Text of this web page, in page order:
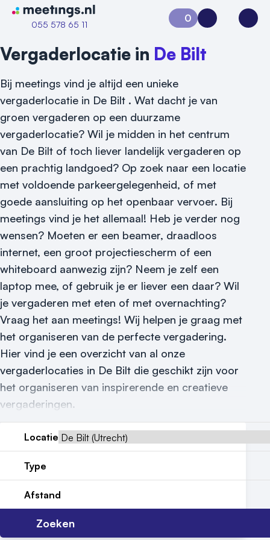
Naar home van Meetings
055 578 65 11
Vraag locatie aan
Locatiegids
Meld locatie aan
Nieuws
Reviews (5⭐️)
0
Aanvraag 0Inloggen
Vergaderlocatie in De Bilt
Bij meetings vind je altijd een unieke
vergaderlocatie in De Bilt . Wat dacht je van
groen vergaderen op een duurzame
vergaderlocatie? Wil je midden in het centrum
van De Bilt of toch liever landelijk vergaderen op
een prachtig landgoed? Op zoek naar een locatie
met voldoende parkeergelegenheid, of met
goede aansluiting op het openbaar vervoer. Bij
meetings vind je het allemaal! Heb je verder nog
wensen? Moeten er een beamer, draadloos
internet, een groot projectiescherm of een
whiteboard aanwezig zijn? Neem je zelf een
laptop mee, of gebruik je er liever een daar? Wil
je vergaderen met eten of met overnachting?
Vraag het aan meetings! Wij helpen je graag met
het organiseren van de perfecte vergadering.
Hier vind je een overzicht van al onze
vergaderlocaties in De Bilt die geschikt zijn voor
het organiseren van inspirerende en creatieve
vergaderingen.
Locatie
Type
Afstand
Zoeken